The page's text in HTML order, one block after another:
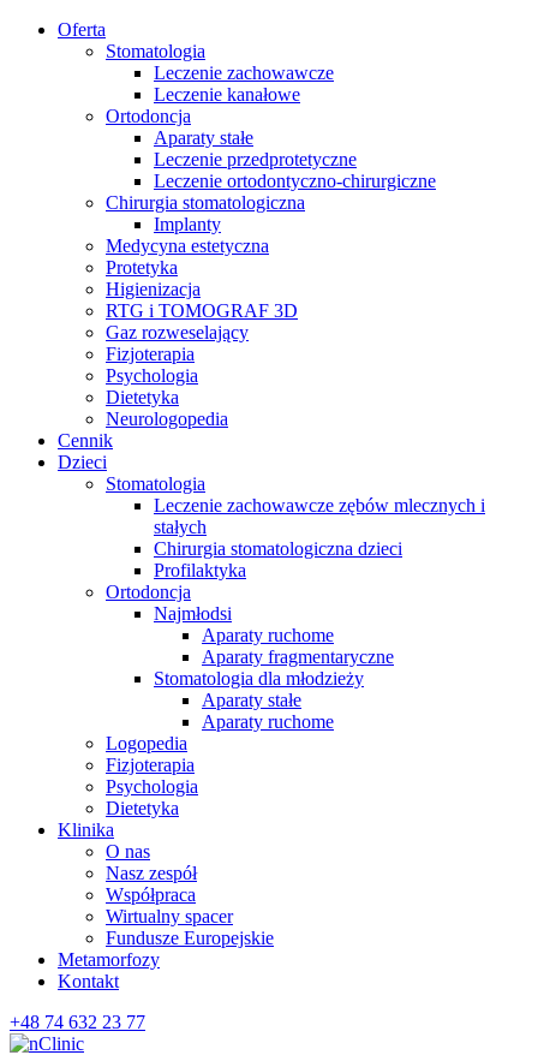
Oferta
Stomatologia
Leczenie zachowawcze
Leczenie kanałowe
Ortodoncja
Aparaty stałe
Leczenie przedprotetyczne
Leczenie ortodontyczno-chirurgiczne
Chirurgia stomatologiczna
Implanty
Medycyna estetyczna
Protetyka
Higienizacja
RTG i TOMOGRAF 3D
Gaz rozweselający
Fizjoterapia
Psychologia
Dietetyka
Neurologopedia
Cennik
Dzieci
Stomatologia
Leczenie zachowawcze zębów mlecznych i
stałych
Chirurgia stomatologiczna dzieci
Profilaktyka
Ortodoncja
Najmłodsi
Aparaty ruchome
Aparaty fragmentaryczne
Stomatologia dla młodzieży
Aparaty stałe
Aparaty ruchome
Logopedia
Fizjoterapia
Psychologia
Dietetyka
Klinika
O nas
Nasz zespół
Współpraca
Wirtualny spacer
Fundusze Europejskie
Metamorfozy
Kontakt
+48 74 632 23 77